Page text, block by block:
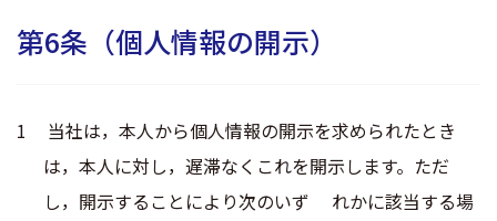
第6条（個人情報の開示）
当社は，本人から個人情報の開示を求められたとき
は，本人に対し，遅滞なくこれを開示します。ただ
し，開示することにより次のいず れかに該当する場